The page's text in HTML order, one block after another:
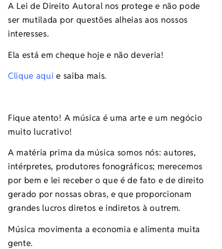
A Lei de Direito Autoral nos protege e não pode
ser mutilada por questões alheias aos nossos
interesses.
Ela está em cheque hoje e não deveria!
Clique aqui e saiba mais.
Fique atento! A música é uma arte e um negócio
muito lucrativo!
A matéria prima da música somos nós: autores,
intérpretes, produtores fonográficos; merecemos
por bem e lei receber o que é de fato e de direito
gerado por nossas obras, e que proporcionam
grandes lucros diretos e indiretos à outrem.
Música movimenta a economia e alimenta muita
gente.